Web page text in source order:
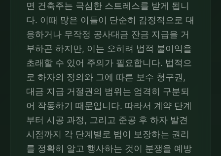
면 건축주는 극심한 스트레스를 받게 됩니
다. 이때 많은 이들이 단순히 감정적으로 대
응하거나 무작정 공사대금 잔금 지급을 거
부하곤 하지만, 이는 오히려 법적 불이익을
초래할 수 있어 주의가 필요합니다. 법적으
로 하자의 정의와 그에 따른 보수 청구권,
대금 지급 거절권의 범위는 엄격히 구분되
어 작동하기 때문입니다. 따라서 계약 단계
부터 시공 과정, 그리고 준공 후 하자 발견
시점까지 각 단계별로 법이 보장하는 권리
를 정확히 알고 행사하는 것이 분쟁을 예방